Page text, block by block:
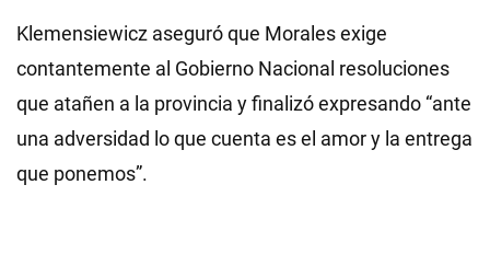
Klemensiewicz aseguró que Morales exige
contantemente al Gobierno Nacional resoluciones
que atañen a la provincia y finalizó expresando “ante
una adversidad lo que cuenta es el amor y la entrega
que ponemos”.